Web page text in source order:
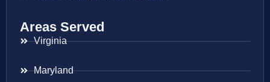
Areas Served
Virginia
Maryland